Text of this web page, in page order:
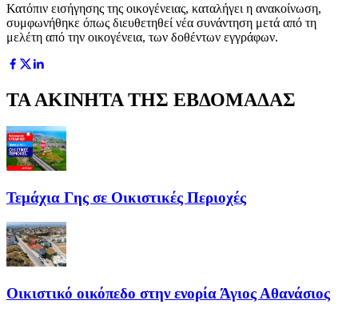
Κατόπιν εισήγησης της οικογένειας, καταλήγει η ανακοίνωση,
συμφωνήθηκε όπως διευθετηθεί νέα συνάντηση μετά από τη
μελέτη από την οικογένεια, των δοθέντων εγγράφων.
ΤΑ ΑΚΙΝΗΤΑ ΤΗΣ ΕΒΔΟΜΑΔΑΣ
Τεμάχια Γης σε Οικιστικές Περιοχές
Οικιστικό οικόπεδο στην ενορία Άγιος Αθανάσιος